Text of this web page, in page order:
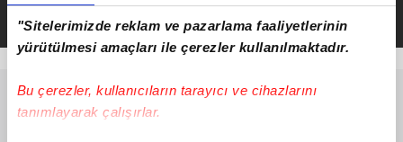
"Sitelerimizde reklam ve pazarlama faaliyetlerinin
yürütülmesi amaçları ile çerezler kullanılmaktadır.
Bu çerezler, kullanıcıların tarayıcı ve cihazlarını
tanımlayarak çalışırlar.